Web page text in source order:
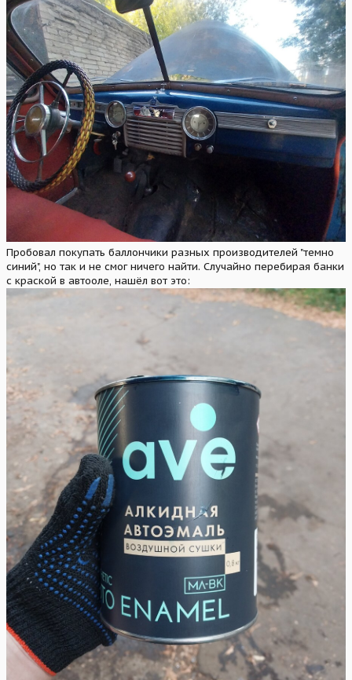
Пробовал покупать баллончики разных производителей "темно
синий", но так и не смог ничего найти. Случайно перебирая банки
с краской в автооле, нашёл вот это: